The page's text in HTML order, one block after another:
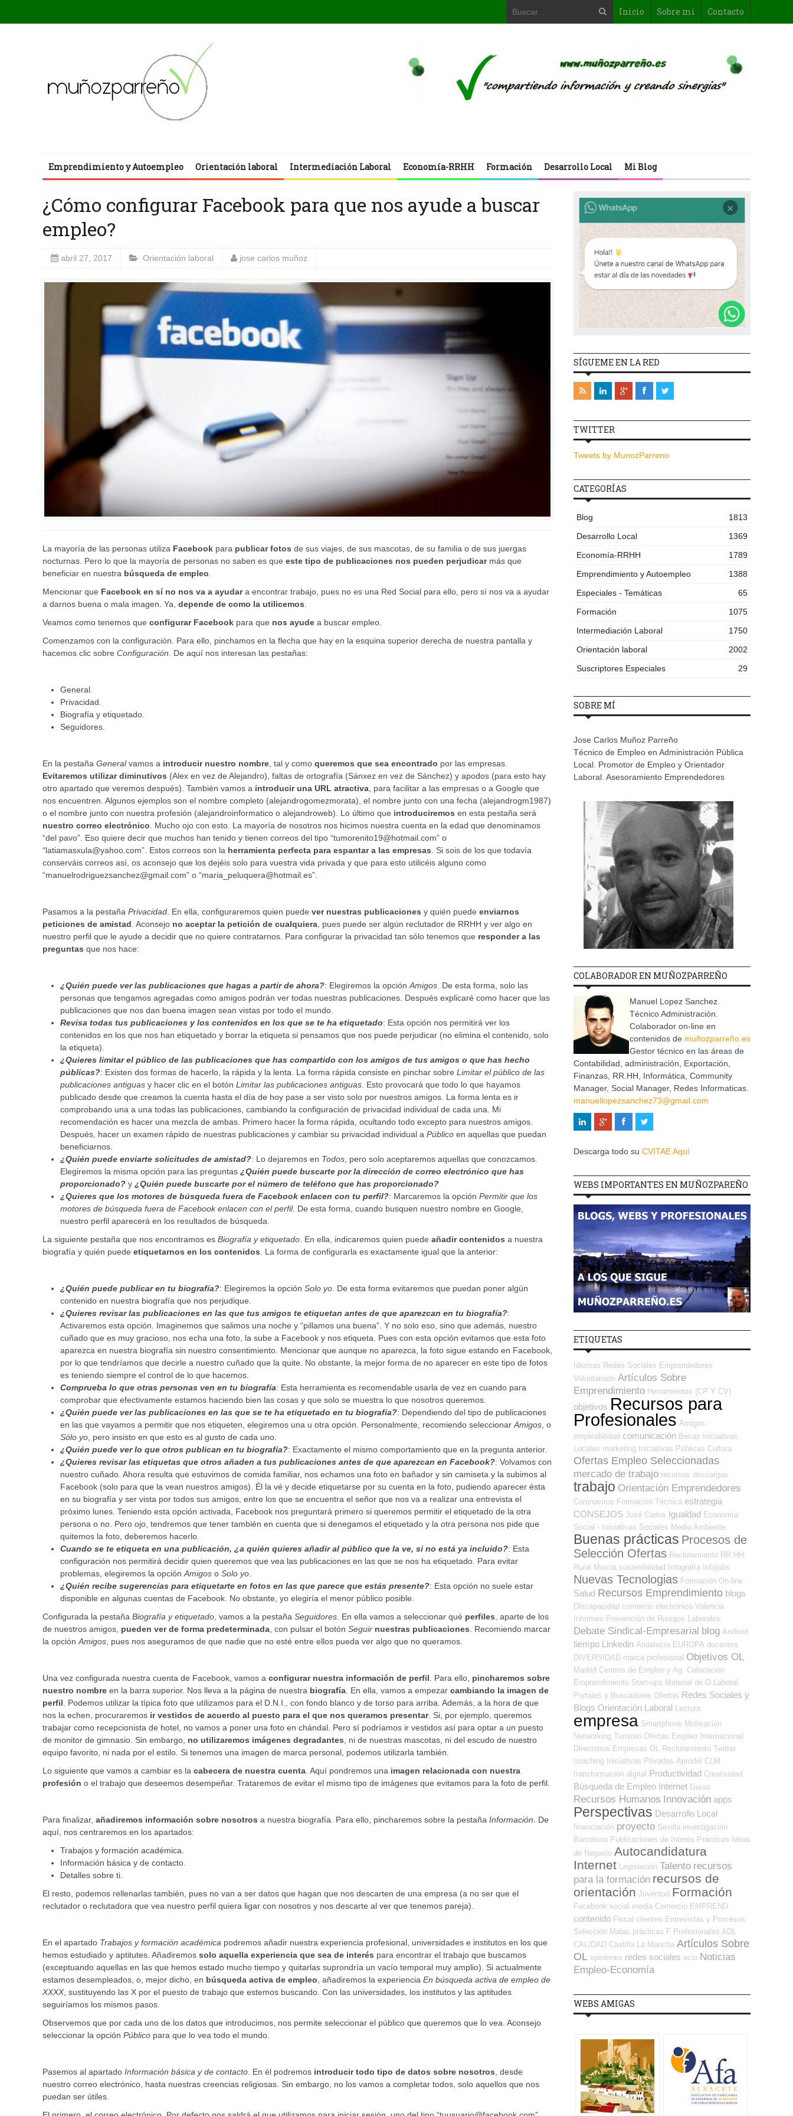
Inicio Sobre mi Contacto
Emprendimiento y Autoempleo Orientación laboral Intermediación Laboral Economía-RRHH Formación Desarrollo Local Mi Blog
¿Cómo configurar Facebook para que nos ayude a buscar
empleo?
abril 27, 2017 Orientación laboral jose carlos muñoz
La mayoría de las personas utiliza Facebook para publicar fotos de sus viajes, de sus mascotas, de su familia o de sus juergas
nocturnas. Pero lo que la mayoría de personas no saben es que este tipo de publicaciones nos pueden perjudicarmás que
beneficiar en nuestra búsqueda de empleo.
Mencionar que Facebook en sí no nos va a ayudara encontrar trabajo, pues no es una Red Social para ello, pero sí nos va a ayudar
a darnos buena o mala imagen. Ya, depende de como la utilicemos.
Veamos como tenemos que configurar Facebook para que nos ayude a buscar empleo.
Comenzamos con la configuración. Para ello, pinchamos en la flecha que hay en la esquina superior derecha de nuestra pantalla y
hacemos clic sobre Configuración. De aquí nos interesan las pestañas:
General.
Privacidad.
Biografía y etiquetado.
Seguidores.
En la pestaña Generalvamos a introducir nuestro nombre, tal y como queremos que sea encontrado por las empresas.
Evitaremos utilizar diminutivos (Alex en vez de Alejandro), faltas de ortografía (Sánxez en vez de Sánchez) y apodos (para esto hay
otro apartado que veremos después). También vamos a introducir una URL atractiva, para facilitar a las empresas o a Google que
nos encuentren. Algunos ejemplos son el nombre completo (alejandrogomezmorata), el nombre junto con una fecha (alejandrogm1987)
o el nombre junto con nuestra profesión (alejandroinformatico o alejandroweb). Lo último que introduciremos en esta pestaña será
nuestro correo electrónico. Mucho ojo con esto. La mayoría de nosotros nos hicimos nuestra cuenta en la edad que denominamos
“del pavo”. Eso quiere decir que muchos han tenido y tienen correos del tipo “tumorenito19@hotmail.com” o
“latiamasxula@yahoo.com”. Estos correos son la herramienta perfecta para espantar a las empresas. Si sois de los que todavía
conserváis correos así, os aconsejo que los dejéis solo para vuestra vida privada y que para esto utilicéis alguno como
“manuelrodriguezsanchez@gmail.com” o “maria_peluquera@hotmail.es”.
Pasamos a la pestaña Privacidad. En ella, configuraremos quien puede ver nuestras publicaciones y quién puede enviarnos
peticiones de amistad. Aconsejo no aceptar la petición de cualquiera, pues puede ser algún reclutador de RRHH y ver algo en
nuestro perfil que le ayude a decidir que no quiere contratarnos. Para configurar la privacidad tan sólo tenemos que responder a las
preguntas que nos hace:
¿Quién puede ver las publicaciones que hagas a partir de ahora?: Elegiremos la opciónAmigos. De esta forma, solo las
personas que tengamos agregadas como amigos podrán ver todas nuestras publicaciones. Después explicaré como hacer que las
publicaciones que nos dan buena imagen sean vistas por todo el mundo.
Revisa todas tus publicaciones y los contenidos en los que se te ha etiquetado: Esta opción nos permitirá ver los
contenidos en los que nos han etiquetado y borrar la etiqueta si pensamos que nos puede perjudicar (no elimina el contenido, solo
la etiqueta).
¿Quieres limitar el público de las publicaciones que has compartido con los amigos de tus amigos o que has hecho
públicas?: Existen dos formas de hacerlo, la rápida y la lenta. La forma rápida consiste en pinchar sobre Limitar el público de las
publicaciones antiguas y hacer clic en el botón Limitar las publicaciones antiguas. Esto provocará que todo lo que hayamos
publicado desde que creamos la cuenta hasta el día de hoy pase a ser visto solo por nuestros amigos. La forma lenta es ir
comprobando una a una todas las publicaciones, cambiando la configuración de privacidad individual de cada una. Mi
recomendación es hacer una mezcla de ambas. Primero hacer la forma rápida, ocultando todo excepto para nuestros amigos.
Después, hacer un examen rápido de nuestras publicaciones y cambiar su privacidad individual a Público en aquellas que puedan
beneficiarnos.
¿Quién puede enviarte solicitudes de amistad?: Lo dejaremos en Todos, pero solo aceptaremos aquellas que conozcamos.
Elegiremos la misma opción para las preguntas ¿Quién puede buscarte por la dirección de correo electrónico que has
proporcionado? y ¿Quién puede buscarte por el número de teléfono que has proporcionado?
¿Quieres que los motores de búsqueda fuera de Facebook enlacen con tu perfil?: Marcaremos la opción Permitir que los
motores de búsqueda fuera de Facebook enlacen con el perfil. De esta forma, cuando busquen nuestro nombre en Google,
nuestro perfil aparecerá en los resultados de búsqueda.
La siguiente pestaña que nos encontramos es Biografía y etiquetado. En ella, indicaremos quien puede añadir contenidos a nuestra
biografía y quién puede etiquetarnos en los contenidos. La forma de configurarla es exactamente igual que la anterior:
¿Quién puede publicar en tu biografía?: Elegiremos la opción Solo yo. De esta forma evitaremos que puedan poner algún
contenido en nuestra biografía que nos perjudique.
¿Quieres revisar las publicaciones en las que tus amigos te etiquetan antes de que aparezcan en tu biografía?:
Activaremos esta opción. Imaginemos que salimos una noche y “pillamos una buena”. Y no solo eso, sino que además, nuestro
cuñado que es muy gracioso, nos echa una foto, la sube a Facebook y nos etiqueta. Pues con esta opción evitamos que esta foto
aparezca en nuestra biografía sin nuestro consentimiento. Mencionar que aunque no aparezca, la foto sigue estando en Facebook,
por lo que tendríamos que decirle a nuestro cuñado que la quite. No obstante, la mejor forma de no aparecer en este tipo de fotos
es teniendo siempre el control de lo que hacemos.
Comprueba lo que otras personas ven en tu biografía: Esta herramienta es recomendable usarla de vez en cuando para
comprobar que efectivamente estamos haciendo bien las cosas y que solo se muestra lo que nosotros queremos.
¿Quién puede ver las publicaciones en las que se te ha etiquetado en tu biografía?: Dependiendo del tipo de publicaciones
en las que vayamos a permitir que nos etiqueten, elegiremos una u otra opción. Personalmente, recomiendo seleccionarAmigos, o
Sólo yo, pero insisto en que esto es al gusto de cada uno.
¿Quién puede ver lo que otros publican en tu biografía?: Exactamente el mismo comportamiento que en la pregunta anterior.
¿Quieres revisar las etiquetas que otros añaden a tus publicaciones antes de que aparezcan en Facebook?: Volvamos con
nuestro cuñado. Ahora resulta que estuvimos de comida familiar, nos echamos una foto en bañador y sin camiseta y la subimos al
Facebook (solo para que la vean nuestros amigos). Él la vé y decide etiquetarse por su cuenta en la foto, pudiendo aparecer ésta
en su biografía y ser vista por todos sus amigos, entre los que se encuentra el señor que nos va a realizar una entrevista el
próximo lunes. Teniendo esta opción activada, Facebook nos preguntará primero si queremos permitir el etiquetado de la otra
persona o no. Pero ojo, tendremos que tener también en cuenta que si denegamos el etiquetado y la otra persona nos pide que
quitemos la foto, deberemos hacerlo.
Cuando se te etiqueta en una publicación, ¿a quién quieres añadir al público que la ve, si no está ya incluido?: Esta
configuración nos permitirá decidir quien queremos que vea las publicaciones en las que se nos ha etiquetado. Para evitar
problemas, elegiremos la opciónAmigos o Solo yo.
¿Quién recibe sugerencias para etiquetarte en fotos en las que parece que estás presente?: Esta opción no suele estar
disponible en algunas cuentas de Facebook. No obstante, yo elegiría el menor público posible.
Configurada la pestaña Biografía y etiquetado, vamos a la pestaña Seguidores. En ella vamos a seleccionar qué perfiles, aparte de los
de nuestros amigos, pueden ver de forma predeterminada, con pulsar el botón Seguir nuestras publicaciones. Recomiendo marcar
la opciónAmigos, pues nos aseguramos de que nadie que no esté entre ellos pueda ver algo que no queramos.
Una vez configurada nuestra cuenta de Facebook, vamos a configurar nuestra información de perfil. Para ello, pincharemos sobre
nuestro nombre en la barra superior. Nos lleva a la página de nuestra biografía. En ella, vamos a empezar cambiando la imagen de
perfil. Podemos utilizar la típica foto que utilizamos para el D.N.I., con fondo blanco y de torso para arriba. Además, a la hora de que
nos la echen, procuraremos ir vestidos de acuerdo al puesto para el que nos queramos presentar. Si, por ejemplo, queremos
trabajar como recepcionista de hotel, no vamos a poner una foto en chándal. Pero sí podríamos ir vestidos así para optar a un puesto
de monitor de gimnasio. Sin embargo, no utilizaremos imágenes degradantes, ni de nuestras mascotas, ni del escudo de nuestro
equipo favorito, ni nada por el estilo. Si tenemos una imagen de marca personal, podemos utilizarla también.
Lo siguiente que vamos a cambiar es la cabecera de nuestra cuenta. Aquí pondremos una imagen relacionada con nuestra
profesión o el trabajo que deseemos desempeñar. Trataremos de evitar el mismo tipo de imágenes que evitamos para la foto de perfil.
Para finalizar, añadiremos información sobre nosotros a nuestra biografía. Para ello, pincharemos sobre la pestaña Información. De
aquí, nos centraremos en los apartados:
Trabajos y formación académica.
Información básica y de contacto.
Detalles sobre ti.
El resto, podemos rellenarlas también, pues no van a ser datos que hagan que nos descarten de una empresa (a no ser que el
reclutador o reclutadora que vea nuestro perfil quiera ligar con nosotros y nos descarte al ver que tenemos pareja).
En el apartado Trabajos y formación académica podremos añadir nuestra experiencia profesional, universidades e institutos en los que
hemos estudiado y aptitutes. Añadiremos solo aquella experiencia que sea de interés para encontrar el trabajo que buscamos
(exceptuando aquellas en las que hemos estado mucho tiempo y quitarlas suprondría un vacío temporal muy amplio). Si actualmente
estamos desempleados, o, mejor dicho, en búsqueda activa de empleo, añadiremos la experiencia En búsqueda activa de empleo de
XXXX, sustituyendo las X por el puesto de trabajo que estemos buscando. Con las universidades, los institutos y las aptitudes
seguiríamos los mismos pasos.
Observemos que por cada uno de los datos que introducimos, nos permite seleccionar el público que queremos que lo vea. Aconsejo
seleccionar la opción Público para que lo vea todo el mundo.
Pasemos al apartado Información básica y de contacto. En él podremos introducir todo tipo de datos sobre nosotros, desde
nuestro correo electrónico, hasta nuestras creencias religiosas. Sin embargo, no los vamos a completar todos, solo aquellos que nos
puedan ser útiles.
SÍGUEME EN LA RED
TWITTER
Tweets by MunozParreno
CATEGORÍAS
Blog
1813
Desarrollo Local
1369
Economía-RRHH
1789
Emprendimiento y Autoempleo
1388
Especiales - Temáticas
65
Formación
1075
Intermediación Laboral
1750
Orientación laboral
2002
Suscriptores Especiales
29
SOBRE MÍ
Jose Carlos Muñoz Parreño
Técnico de Empleo en Administración Pública
Local. Promotor de Empleo y Orientador
Laboral. Asesoramiento Emprendedores
COLABORADOR EN MUÑOZPARREÑO
Manuel Lopez Sanchez.
Técnico Administración.
Colaborador on-line en
contenidos de muñozparreño.es
Gestor técnico en las áreas de
Contabilidad, administración, Exportación,
Finanzas, RR.HH, Informática, Community
Manager, Social Manager, Redes Informaticas.
manuellopezsanchez73@gmail.com
Descarga todo su CVITAE Aquí
WEBS IMPORTANTES EN MUÑOZPAREÑO
ETIQUETAS
Idiomas Redes Sociales Emprendedores
Voluntariado Artículos Sobre
Emprendimiento Herramientas (CP Y CV)
objetivos Recursos para
Profesionales Amigos
empleabilidad comunicación Becas
Iniciativas
Locales marketing Iniciativas Públicas Cultura
Ofertas Empleo Seleccionadas
mercado de trabajo recursos descargas
trabajo Orientación Emprendedores
Coronavirus Formación Técnica estrategia
CONSEJOS José Carlos Igualdad Economía
Social - Iniciativas Sociales Medio Ambiente
Buenas prácticas Procesos de
Selección Ofertas Reclutamiento RR.HH.
Rural
Murcia sostenibilidad Infografía Infojobs
Nuevas Tecnologias Formación On-line
Salud Recursos Emprendimiento blogs
Discapacidad comercio electrónico Valencia
Informes Prevención de Riesgos Laborales
Debate Sindical-Empresarial blog Android
tiempo Linkedin Andalucía EUROPA docentes
DIVERSIDAD marca profesional Objetivos OL
Madrid Centros de Empleo y Ag. Colocación
Emprendimiento Start-ups Material de O.Laboral
Portales y Buscadores Ofertas Redes Sociales y
Blogs Orientación Laboral
Lectura
empresa Smartphone Motivación
Networking Turismo Ofertas Empleo Internacional
Directorios Empresas OL
Reclutamiento Twitter
coaching
Iniciativas Privadas Aprodel CLM
transformación digital Productividad Creatividad
Búsqueda de Empleo Internet Guías
Recursos Humanos Innovación apps
Perspectivas Desarrollo Local
financiación proyecto Sevilla investigación
Barcelona Publicaciones de Interés Prácticas
Ideas
de Negocio Autocandidatura
Internet
Legislación Talento recursos
para la formación recursos de
orientación Juventud Formación
Facebook social media Comercio EMPREND
contenido Fiscal clientes Entrevistas y Procesos
Selección Malas prácticas F Profesionales ADL
CALIDAD Castilla La Mancha Artículos Sobre
OL opiniones redes sociales ocio Noticias
Empleo-Economía
WEBS AMIGAS